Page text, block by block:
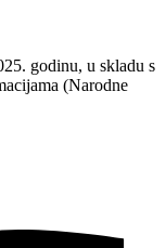
godinu, u skladu s
(Narodne